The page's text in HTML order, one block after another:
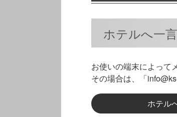
ホテルへ一言
お使いの端末によって
その場合は、「
ホテル